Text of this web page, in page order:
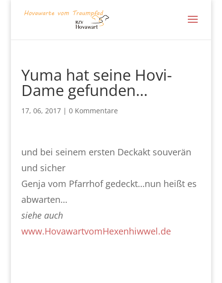
Yuma hat seine Hovi-
Dame gefunden…
17, 06, 2017| 0 Kommentare
und bei seinem ersten Deckakt souverän
und sicher
Genja vom Pfarrhof gedeckt…nun heißt es
abwarten…
siehe auch
www.HovawartvomHexenhiwwel.de